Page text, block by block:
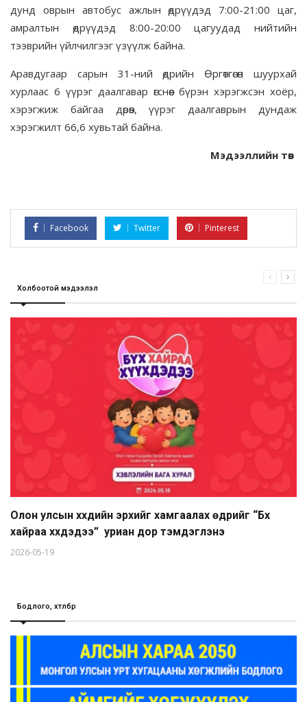
дунд оврын автобус ажлын өдрүүдэд 7:00-21:00 цаг,
амралтын өдрүүдэд 8:00-20:00 цагуудад нийтийн
тээврийн үйлчилгээг үзүүлж байна.
Аравдугаар сарын 31-ний өдрийн Өргөтгөсөн шуурхай
хурлаас 6 үүрэг даалгавар өгснөөс бүрэн хэрэгжсэн хоёр,
хэрэгжиж байгаа дөрөв, үүрэг даалгаврын дундаж
хэрэгжилт 66,6 хувьтай байна.
Мэдээллийн төв
Facebook Twitter Pinterest
Холбоотой мэдээлэл
Олон улсын хүүхдийн эрхийг хамгаалах өдрийг “Бүх
хайраа хүүхдэдээ” уриан дор тэмдэглэнэ
2026-05-19
Бодлого, хөтөлбөр